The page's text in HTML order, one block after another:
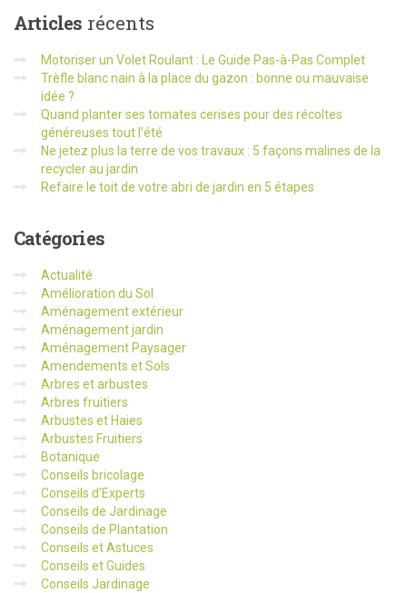
Articles récents
Motoriser un Volet Roulant : Le Guide Pas-à-Pas Complet
Trèfle blanc nain à la place du gazon : bonne ou mauvaise
idée ?
Quand planter ses tomates cerises pour des récoltes
généreuses tout l’été
Ne jetez plus la terre de vos travaux : 5 façons malines de la
recycler au jardin
Refaire le toit de votre abri de jardin en 5 étapes
Catégories
Actualité
Amélioration du Sol
Aménagement extérieur
Aménagement jardin
Aménagement Paysager
Amendements et Sols
Arbres et arbustes
Arbres fruitiers
Arbustes et Haies
Arbustes Fruitiers
Botanique
Conseils bricolage
Conseils d'Experts
Conseils de Jardinage
Conseils de Plantation
Conseils et Astuces
Conseils et Guides
Conseils Jardinage